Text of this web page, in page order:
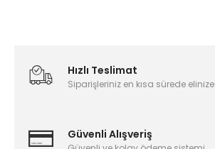
Hızlı Teslimat
Siparişleriniz en kısa sürede elinize
Güvenli Alışveriş